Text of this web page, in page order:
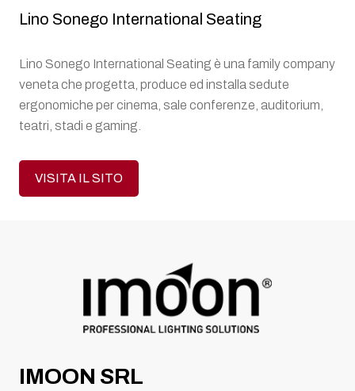
Lino Sonego International Seating
Lino Sonego International Seating è una family company
veneta che progetta, produce ed installa sedute
ergonomiche per cinema, sale conferenze, auditorium,
teatri, stadi e gaming.
VISITA IL SITO
IMOON SRL